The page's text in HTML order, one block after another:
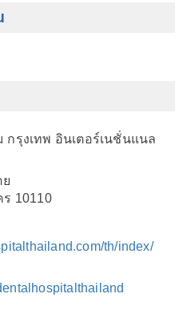
รุงเทพ อินเตอร์เนชั่นแนล
10110
th/index/